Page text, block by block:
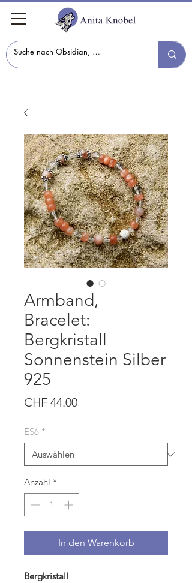
Armband,
Bracelet:
Bergkristall
Sonnenstein Silber
925
CHF 44.00Preis
ES6 *
Anzahl *
In den Warenkorb
Bergkristall